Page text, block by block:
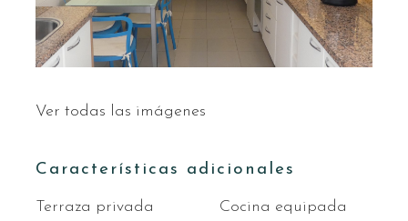
Ver todas las imágenes
Características adicionales
Terraza privada
Cocina equipada